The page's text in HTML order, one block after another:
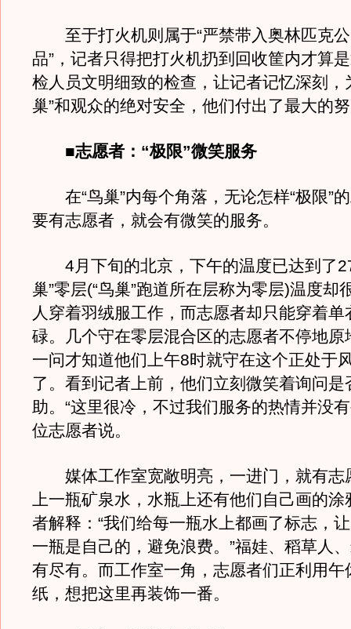
至于打火机则属于“严禁带入奥林匹克公
品”，记者只得把打火机扔到回收筐内才算
检人员文明细致的检查，让记者记忆深刻，
巢”和观众的绝对安全，他们付出了最大的
■志愿者：“极限”微笑服务
在“鸟巢”内每个角落，无论怎样“极限”
要有志愿者，就会有微笑的服务。
4月下旬的北京，下午的温度已达到了
巢”零层(“鸟巢”跑道所在层称为零层)温度却
人穿着羽绒服工作，而志愿者却只能穿着单
碌。几个守在零层混合区的志愿者不停地原
一问才知道他们上午8时就守在这个正处于
了。看到记者上前，他们立刻微笑着询问是
助。“这里很冷，不过我们服务的热情并没
位志愿者说。
媒体工作室宽敞明亮，一进门，就有志
上一瓶矿泉水，水瓶上还有他们自己画的涂
者解释：“我们给每一瓶水上都画了标志，
一瓶是自己的，避免浪费。”福娃、稻草
有尽有。而工作室一角，志愿者们正利用午
纸，想把这里再装饰一番。